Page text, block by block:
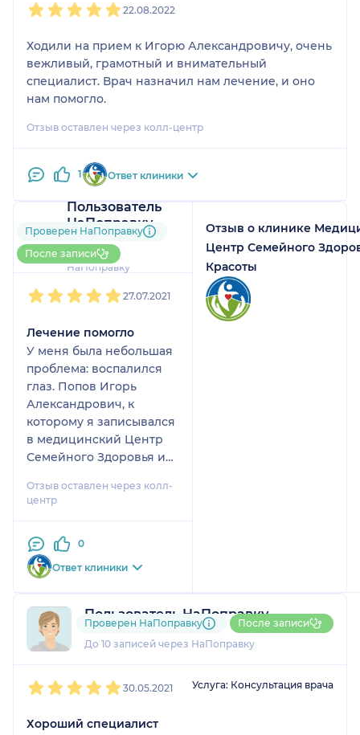
22.08.2022
Ходили на прием к Игорю Александровичу, очень
вежливый, грамотный и внимательный
специалист. Врач назначил нам лечение, и оно
нам помогло.
Отзыв оставлен через колл-центр
1 Ответ клиники
Пользователь
НаПоправку
1 отзыв
До 5 записей через
НаПоправку
Проверен НаПоправку
После записи
27.07.2021
Лечение помогло
У меня была небольшая
проблема: воспалился
глаз. Попов Игорь
Александрович, к
которому я записывался
в медицинский Центр
Семейного Здоровья и
хорошо, прием прошел
нормально. Лечение,
офтальмологом, мне
помогло, с этим все
отлично.
Отзыв оставлен через колл-
центр
0
Ответ клиники
Отзыв о клинике
Центр Семейного
Красоты
Пользователь НаПоправку
12 отзывови1 оценка
До 10 записей через НаПоправку
Проверен НаПоправку После записи
30.05.2021 Услуга: Консультация врача
Хороший специалист